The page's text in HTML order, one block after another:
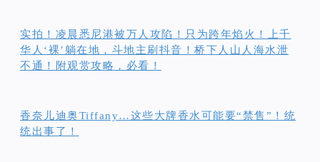
实拍！凌晨悉尼港被万人攻陷！只为跨年焰火！上千
华人‘裸’躺在地，斗地主刷抖音！桥下人山人海水泄
不通！附观赏攻略，必看！
香奈儿迪奥Tiffany…这些大牌香水可能要“禁售”！统
统出事了！